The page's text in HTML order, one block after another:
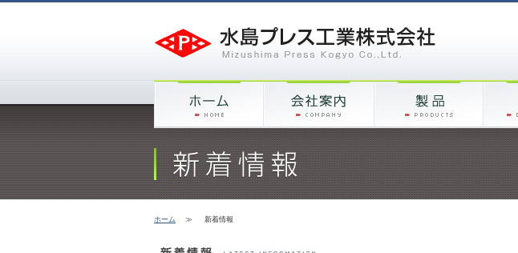
ホーム ≫ 新着情報